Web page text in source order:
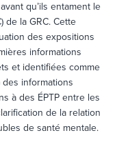
qu’ils entament le
de la GRC. Cette
des expositions
informations
et identifiées comme
informations
à des ÉPTP entre les
de la relation
de santé mentale.